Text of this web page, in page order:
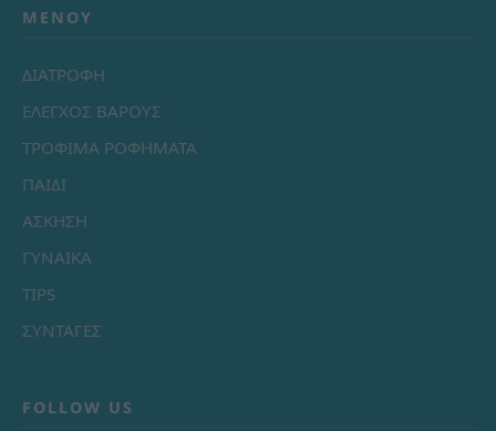
ΜΕΝΟΎ
ΔΙΑΤΡΟΦΗ
ΕΛΕΓΧΟΣ ΒΑΡΟΥΣ
ΤΡΟΦΙΜΑ ΡΟΦΗΜΑΤΑ
ΠΑΙΔΙ
ΑΣΚΗΣΗ
ΓΥΝΑΙΚΑ
TIPS
ΣΥΝΤΑΓΕΣ
FOLLOW US